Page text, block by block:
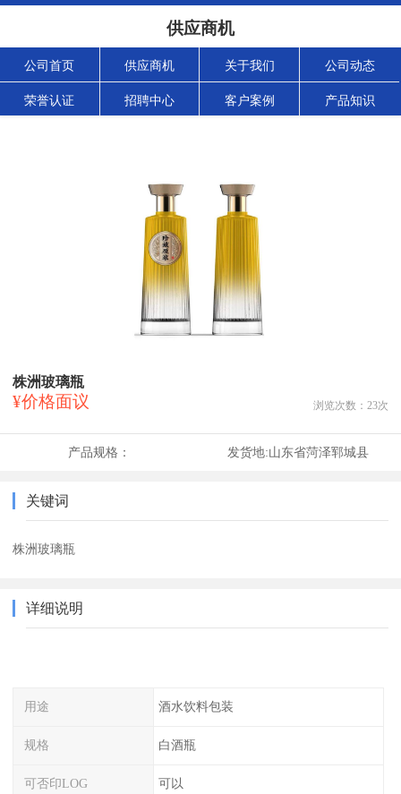
供应商机
公司首页 供应商机 关于我们 公司动态
荣誉认证 招聘中心 客户案例 产品知识
株洲玻璃瓶
¥价格面议 浏览次数： 23次
产品规格： 发货地:山东省菏泽郓城县
关键词
株洲玻璃瓶
详细说明
用途 酒水饮料包装
规格 白酒瓶
可否印LOG 可以